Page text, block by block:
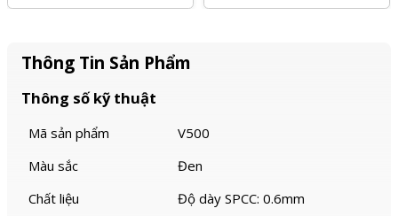
Thông Tin Sản Phẩm
Thông số kỹ thuật
Mã sản phẩm
V500
Màu sắc
Đen
Chất liệu
Độ dày SPCC: 0.6mm